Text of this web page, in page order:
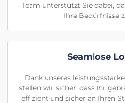
Team unterstützt Sie dabei,
Ihre Bedürfnisse
Seamlose
Dank unseres
stellen wir sicher, dass Ihr
effizient und sicher an Ihren